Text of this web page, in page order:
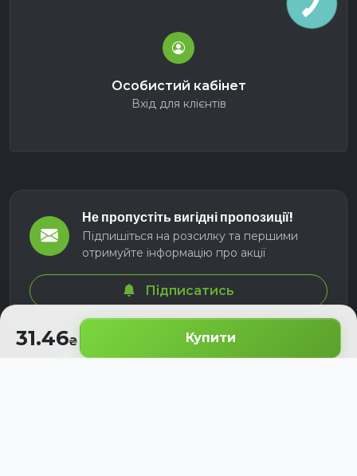
31.46 Купити
Особистий кабінет
Вхід для клієнтів
Не пропустіть вигідні пропозиції!
Підпишіться на розсилку та першими
отримуйте інформацію про акції
Підписатись
© 2026 СЕЛМ АГРО. Всі права захищені.